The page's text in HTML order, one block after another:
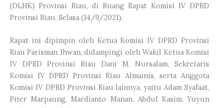
(DLHK) Provinsi Riau, di Ruang Rapat Komisi IV DPRD
Provinsi Riau, Selasa (14/9/2021).
Rapat ini dipimpin oleh Ketua Komisi IV DPRD Provinsi
Riau Parisman Ihwan, didampingi oleh Wakil Ketua Komisi
IV DPRD Provinsi Riau Dani M. Nursalam, Sekretaris
Komisi IV DPRD Provinsi Riau Almainis, serta Anggota
Komisi IV DPRD Provinsi Riau lainnya, yaitu Adam Syafaat,
Piter Marpaung, Mardianto Manan, Abdul Kasim, Yuyun